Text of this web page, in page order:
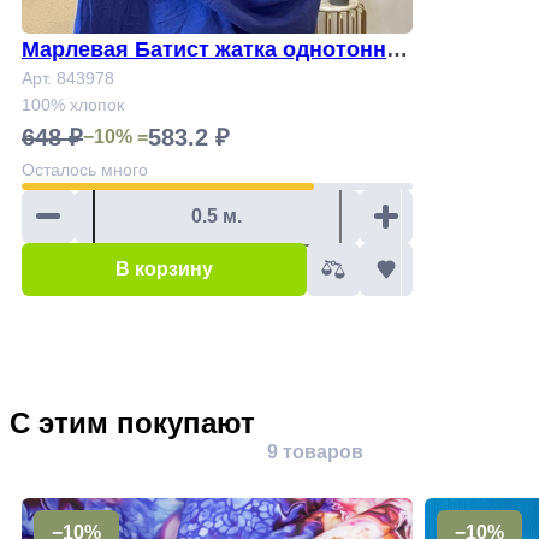
Марлевая Батист жатка однотонны
й Арт.843978
Арт. 843978
100% хлопок
648 ₽−10% =583.2 ₽
Осталось много
В корзину
С этим покупают
9 товаров
−10% −10%